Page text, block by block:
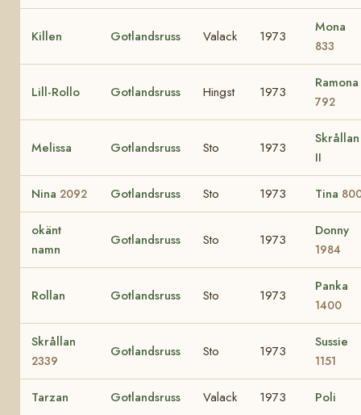
Killen Gotlandsruss Valack 1973
Mona
833
Lill-Rollo Gotlandsruss Hingst 1973
Ramona
792
Melissa Gotlandsruss Sto 1973
Skrållan
II
Nina 2092 Gotlandsruss Sto 1973 Tina
okänt
namn
Gotlandsruss Sto 1973
Donny
1984
Rollan Gotlandsruss Sto 1973
Panka
1400
Skrållan
2339
Gotlandsruss Sto 1973
Sussie
1151
Tarzan Gotlandsruss Valack 1973 Poli